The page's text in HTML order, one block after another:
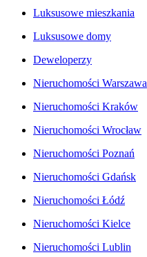
Luksusowe mieszkania
Luksusowe domy
Deweloperzy
Nieruchomości Warszawa
Nieruchomości Kraków
Nieruchomości Wrocław
Nieruchomości Poznań
Nieruchomości Gdańsk
Nieruchomości Łódź
Nieruchomości Kielce
Nieruchomości Lublin